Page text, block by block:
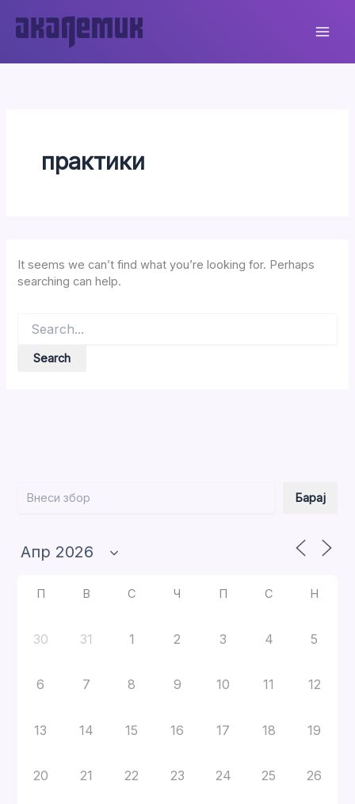
content
практики
It seems we can’t find what you’re looking for. Perhaps
searching can help.
for:
Барај
П В С Ч П С Н
30 31 1 2 3 4 5
6 7 8 9 10 11 12
13 14 15 16 17 18 19
20 21 22 23 24 25 26